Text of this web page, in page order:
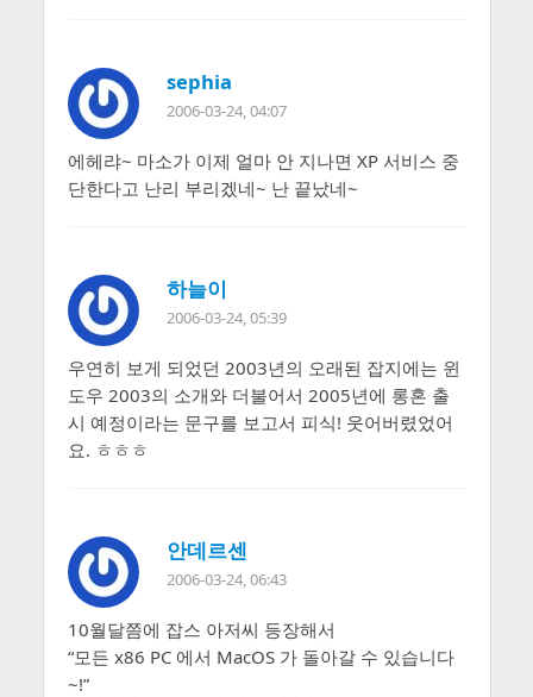
sephia
2006-03-24, 04:07
에헤랴~ 마소가 이제 얼마 안 지나면 XP 서비스 중
단한다고 난리 부리겠네~ 난 끝났네~
하늘이
2006-03-24, 05:39
우연히 보게 되었던 2003년의 오래된 잡지에는 윈
도우 2003의 소개와 더불어서 2005년에 롱혼 출
시 예정이라는 문구를 보고서 피식! 웃어버렸었어
요. ㅎㅎㅎ
안데르센
2006-03-24, 06:43
10월달쯤에 잡스 아저씨 등장해서
“모든 x86 PC 에서 MacOS 가 돌아갈 수 있습니다
~!”